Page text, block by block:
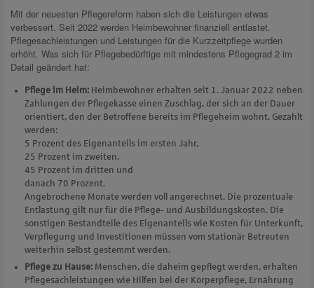
Mit der neuesten Pflegereform haben sich die Leistungen etwas
verbessert. Seit 2022 werden Heimbewohner finanziell entlastet.
Pflegesachleistungen und Leistungen für die Kurzzeitpflege wurden
erhöht. Was sich für Pflegebedürftige mit mindestens Pflegegrad 2 im
Detail geändert hat:
Pflege im Heim: Heimbewohner erhalten seit 1. Januar 2022 neben
Zahlungen der Pflegekasse einen Zuschlag, der sich an der Dauer
orientiert, den der Betroffene bereits im Pflegeheim wohnt. Gezahlt
werden:
5 Prozent des Eigenanteils im ersten Jahr,
25 Prozent im zweiten,
45 Prozent im dritten und
danach 70 Prozent.
Angebrochene Monate werden voll angerechnet. Die prozentuale
Entlastung gilt nur für die Pflege- und Ausbildungskosten. Die
sonstigen Bestandteile des Eigenanteils wie Kosten für Unterkunft,
Verpflegung und Investitionen müssen vom stationär Betreuten
weiterhin selbst gestemmt werden.
Pflege zu Hause: Menschen, die daheim gepflegt werden, erhalten
Pflegesachleistungen wie Hilfen bei der Körperpflege, Ernährung